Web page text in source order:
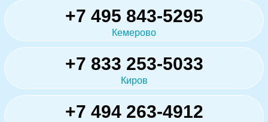
+7 495 843-5295
Кемерово
+7 833 253-5033
Киров
+7 494 263-4912